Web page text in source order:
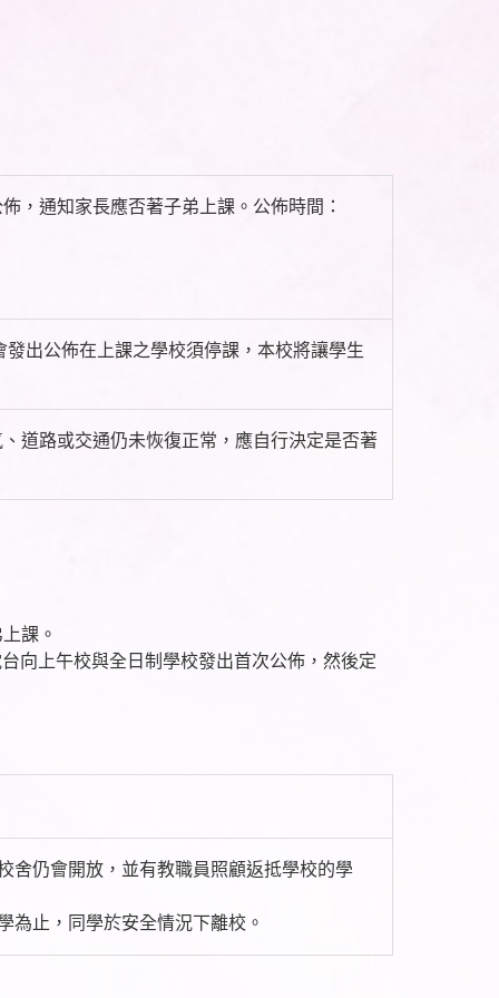
，通知家長應否著子弟上課。公佈時間：
出公佈在上課之學校須停課，本校將讓學生
道路或交通仍未恢復正常，應自行決定是否著
課。
向上午校與全日制學校發出首次公佈，然後定
舍仍會開放，並有教職員照顧返抵學校的學
為止，同學於安全情況下離校。